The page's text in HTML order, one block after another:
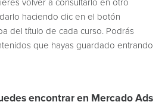
volver a consultarlo en otro
haciendo clic en el botón
del título de cada curso. Podrás
que hayas guardado entrando
encontrar en Mercado Ads